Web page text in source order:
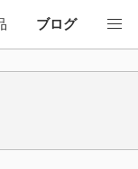
ブログ